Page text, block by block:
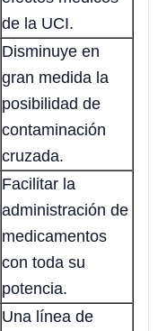
de la UCI.
Disminuye en
gran medida la
posibilidad de
contaminación
cruzada.
Facilitar la
administración de
medicamentos
con toda su
potencia.
Una línea de